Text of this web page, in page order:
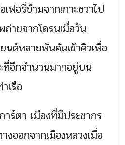
เฟอรี่ข้ามจากเกาะชวาไป
ายจากโดรนเมื่อวัน
นต์หลายพันคันเข้าคิวเพื่อ
อีกจำนวนมากอยู่บน
เรือ
ร์ตา เมืองที่มีประชากร
งออกจากเมืองหลวงเมื่อ